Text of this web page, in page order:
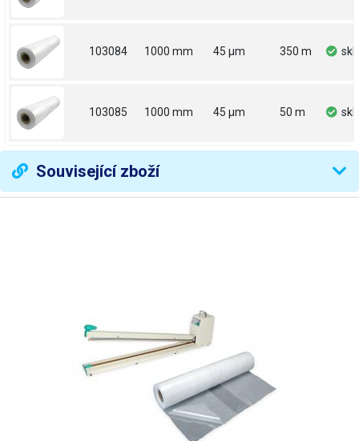
103084 1000 mm 45 µm 350 m
103085 1000 mm 45 µm 50 m
Související zboží